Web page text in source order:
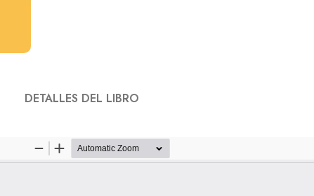
DETALLES DEL LIBRO